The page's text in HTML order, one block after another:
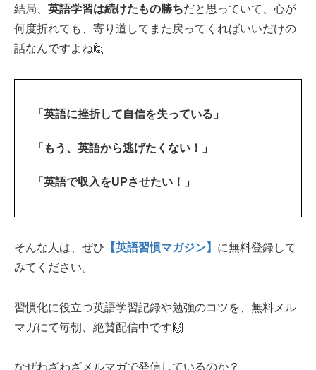
結局、 英語学習は続けたもの勝ちだと思っていて、心が
何度折れても、寄り道してまた戻ってくればいいだけの
話なんですよね🙋‍
「英語に挫折して自信を失っている」
「もう、英語から逃げたくない！」
「英語で収入をUPさせたい！」
そんな人は、ぜひ 【英語習慣マガジン】 に無料登録して
みてください。
習慣化に役立つ英語学習記録や勉強のコツを、無料メル
マガにて毎朝、絶賛配信中です🙌
なぜわざわざメルマガで発信しているのか？